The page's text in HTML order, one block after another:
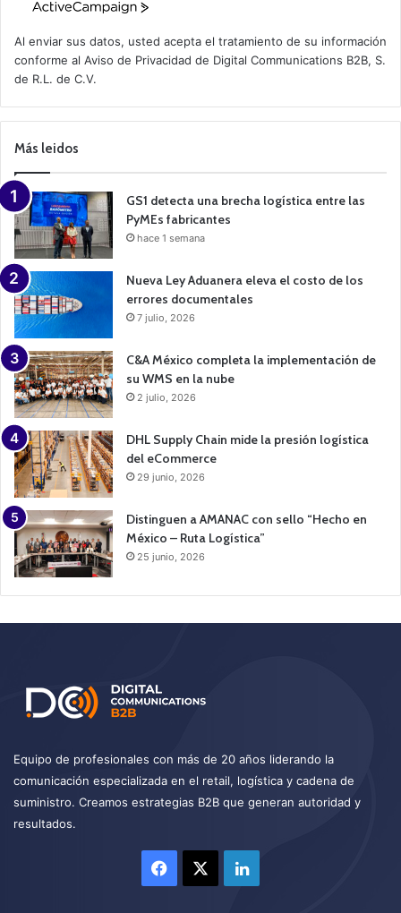
A
v
e
a
m
a
n
Al enviar sus datos, usted acepta el tratamiento de su información
conforme al Aviso de Privacidad de Digital Communications B2B, S.
de R.L. de C.V.
Más leidos
GS1 detecta una brecha logística entre las
PyMEs fabricantes
hace 1 semana
Nueva Ley Aduanera eleva el costo de los
errores documentales
7 julio, 2026
C&A México completa la implementación de
su WMS en la nube
2 julio, 2026
DHL Supply Chain mide la presión logística
del eCommerce
29 junio, 2026
Distinguen a AMANAC con sello “Hecho en
México – Ruta Logística”
25 junio, 2026
Equipo de profesionales con más de 20 años liderando la
comunicación especializada en el retail, logística y cadena de
suministro. Creamos estrategias B2B que generan autoridad y
resultados.
Facebook LinkedIn